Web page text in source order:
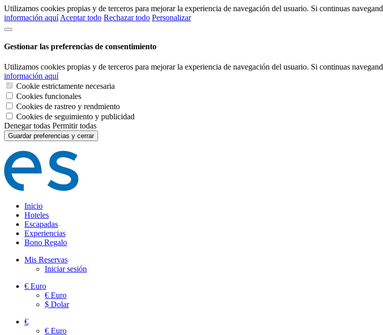
Utilizamos cookies propias y de terceros para mejorar la experiencia de navegación del usuario. Si continuas
información aquí Aceptar todo Rechazar todo Personalizar
Gestionar las preferencias de consentimiento
Utilizamos cookies propias y de terceros para mejorar la experiencia de navegación del usuario. Si continuas
información aquí
Cookie estrictamente necesaria
Cookies funcionales
Cookies de rastreo y rendmiento
Cookies de seguimiento y publicidad
Denegar todas Permitir todas
Guardar preferencias y cerrar
Inicio
Hoteles
Escapadas
Experiencias
Bono Regalo
Mis Reservas
Iniciar sesión
€ Euro
€ Euro
$ Dolar
€
€ Euro